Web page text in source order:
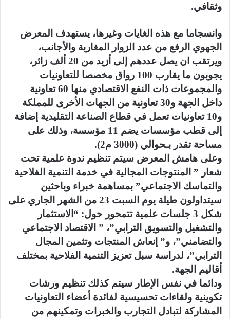
وثقافي.
وانسجاما مع هذه الغايات وغيرها، يستهدف المعرض
الجهوي الرفع من عدد الزوار المغاربة والأجانب،
ويرتقب ان يصل عددهم إلى أزيد من 20 ألف زائر،
يجوبون ما يقارب 100 رواق مخصصا للتعاونيات
والمجموعات ذات النفع الاقتصادي منها 60 تعاونية
داخل الجهة و30 تعاونية من الجهات الأخرى للمملكة
و10 تعاونيات تعمل في قطاع الصناعة التقليدية إضافة
إلى قطب مؤسسات يضم 11 مؤسسة، وذلك على
مساحة تقدر بـحوالي (3000 م2).
وعلى هامش المعرض سيتم تنظيم ندوة علمية تحت
شعار ” المنتوجات المجالية في خدمة التنمية الفلاحية
والتماسك الاجتماعي” بمساهمة خبراء وباحثين
سيتداولون طيلة يوم السبت 23 من الشهر الجاري على
شكل 3 جلسات علمية تتمحور حول: “الاستثمار
والتشغيل والتسويق الترابي”، ” الاقتصاد الاجتماعي
والتضامني”، و” إنعاش المنتجات وتثمين المجال
الترابي”، لدراسة سبل تعزيز التنمية الفلاحية بمختلف
أقاليم الجهة.
ودائما في نفس الإطار سيتم كذلك تنظيم ورشات
تكوينية ولقاءات تحسيسية لفائدة أعضاء التعاونيات
المشاركة لتبادل التجارب والخبرات وتمكينهم من